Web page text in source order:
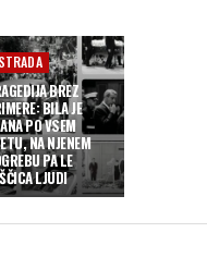
BREZ
BILA JE
PO VSEM
NA NJENEM
PA LE
LJUDI